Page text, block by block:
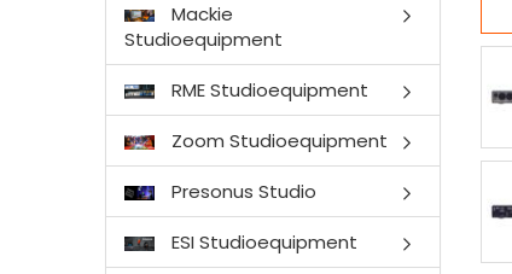
Mackie
Studioequipment
RME Studioequipment
Zoom Studioequipment
Presonus Studio
ESI Studioequipment